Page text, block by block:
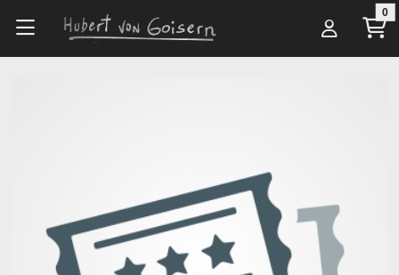
Zum Hauptinhalt springen 0
Alle Artikel
Veranstalter*innen